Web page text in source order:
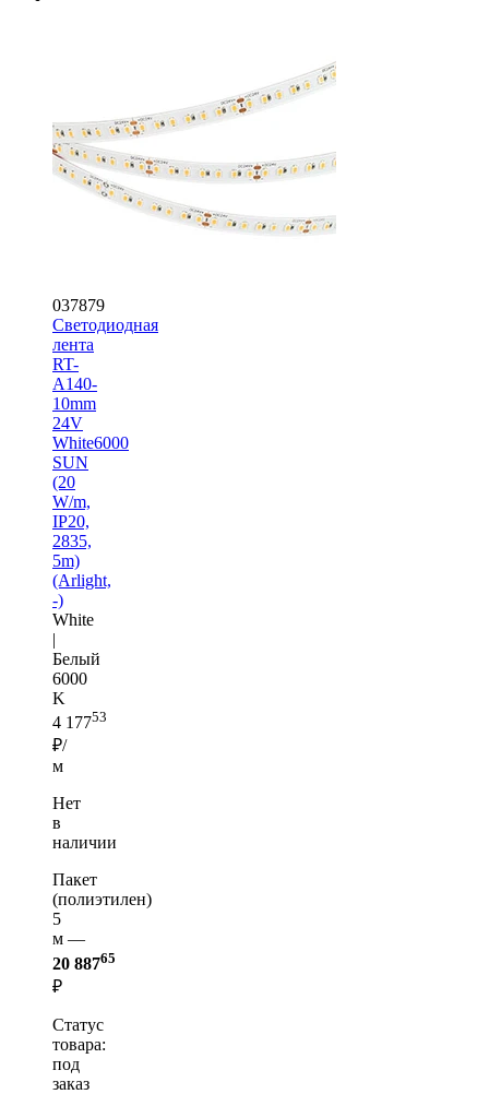
037879
Светодиодная
лента
RT-
A140-
10mm
24V
White6000
SUN
(20
W/m,
IP20,
2835,
5m)
(Arlight,
-)
White
|
Белый
6000
K
4 17753
₽/
м
Нет
в
наличии
Пакет
(полиэтилен)
5
м —
20 88765
₽
Статус
товара:
под
заказ